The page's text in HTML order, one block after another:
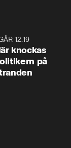
12:19
knockas
på